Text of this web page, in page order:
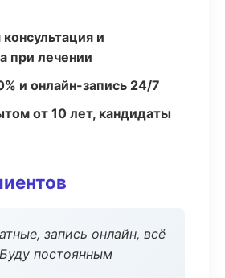
и
при лечении
и онлайн-запись 24/7
от 10 лет, кандидаты
запись онлайн, всё
постоянным